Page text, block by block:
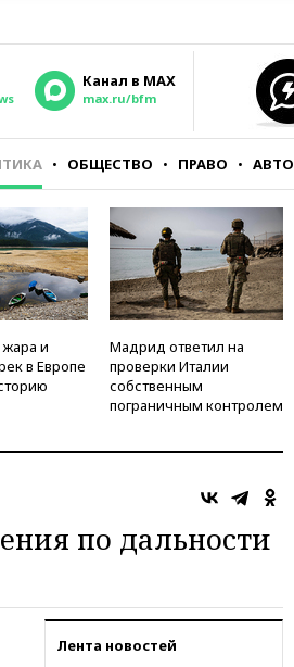
Канал в MAX
max.ru/bfm
ОБЩЕСТВО ПРАВО АВТО
и
в Европе
Мадрид ответил на
проверки Италии
собственным
пограничным контролем
по дальности
Лента новостей